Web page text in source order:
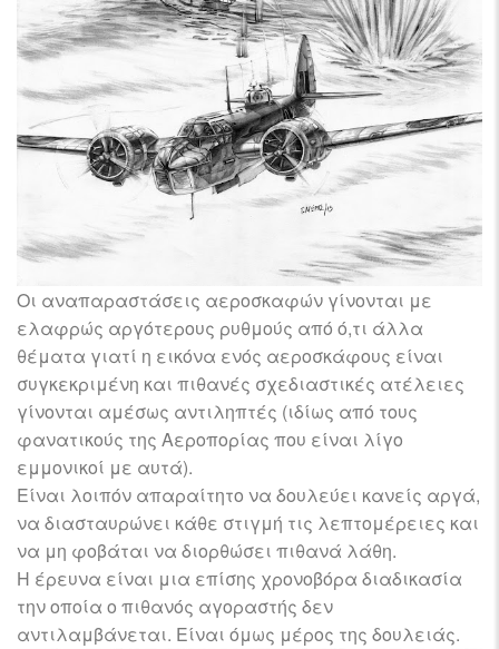
Οι αναπαραστάσεις αεροσκαφών γίνονται με
ελαφρώς αργότερους ρυθμούς από ό,τι άλλα
θέματα γιατί η εικόνα ενός αεροσκάφους είναι
συγκεκριμένη και πιθανές σχεδιαστικές ατέλειες
γίνονται αμέσως αντιληπτές (ιδίως από τους
φανατικούς της Αεροπορίας που είναι λίγο
εμμονικοί με αυτά).
Είναι λοιπόν απαραίτητο να δουλεύει κανείς αργά,
να διασταυρώνει κάθε στιγμή τις λεπτομέρειες και
να μη φοβάται να διορθώσει πιθανά λάθη.
Η έρευνα είναι μια επίσης χρονοβόρα διαδικασία
την οποία ο πιθανός αγοραστής δεν
αντιλαμβάνεται. Είναι όμως μέρος της δουλειάς.